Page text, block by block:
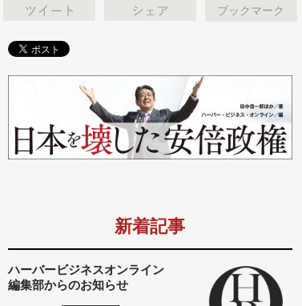
ブックマーク
新着記事
ハーバービジネスオンライン
編集部からのお知らせ